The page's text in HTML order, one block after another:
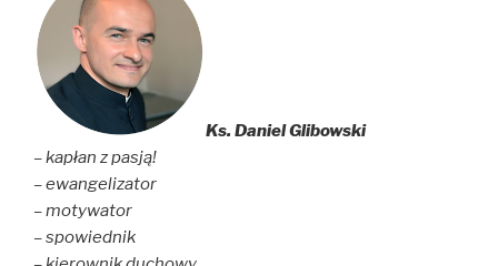
Ks. Daniel Glibowski
– kapłan z pasją!
– ewangelizator
– motywator
– spowiednik